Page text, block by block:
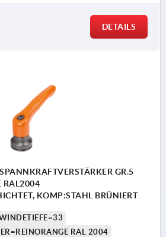
DETAILS
GR.5
RAL2004
KOMP:STAHL BRÜNIERT
RAL 2004